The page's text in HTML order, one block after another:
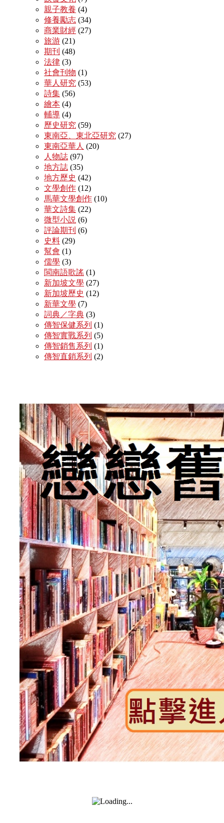
親子教養 (4)
修養勵志 (34)
商業財經 (27)
旅游 (21)
期刊 (48)
法律 (3)
社會刊物 (1)
華人研究 (53)
詩集 (56)
繪本 (4)
輔導 (4)
歷史研究 (59)
東南亞、東北亞研究 (27)
東南亞華人 (20)
人物誌 (97)
地方誌 (35)
地方歷史 (42)
文學創作 (12)
馬華文學創作 (10)
華文詩集 (22)
微型小説 (6)
評論期刊 (6)
史料 (29)
幫會 (1)
儒學 (3)
閩南語歌謠 (1)
新加坡文學 (27)
新加坡歷史 (12)
新華文學 (7)
詞典／字典 (3)
傳智保健系列 (1)
傳智實戰系列 (5)
傳智銷售系列 (1)
傳智直銷系列 (2)